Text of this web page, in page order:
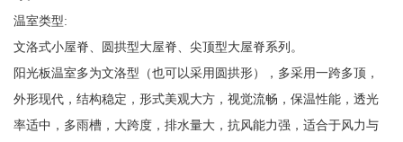
温室类型:
文洛式小屋脊、圆拱型大屋脊、尖顶型大屋脊系列。
阳光板温室多为文洛型（也可以采用圆拱形），多采用一跨多顶，
外形现代，结构稳定，形式美观大方，视觉流畅，保温性能，透光
率适中，多雨槽，大跨度，排水量大，抗风能力强，适合于风力与